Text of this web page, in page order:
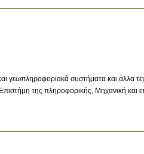
γεωπληροφοριακά συστήματα και άλλα
Επιστήμη της πληροφορικής Μηχανική και